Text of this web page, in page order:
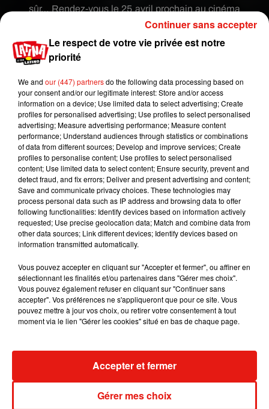
Publié : 16 mars 2018 à 15h00 par Aurélie Amcn
sûr… Rendez-vous le 25 avril prochain au cinéma
Guatemala : l'éruption du volcan
de Fuego est terminée
Le fourmilier géant fait son retour
Le respect de votre vie privée est notre
priorité
We and our (447) partnersdo the following data processing based on
your consent and/or our legitimate interest: Store and/or access
information on a device; Use limited data to select advertising; Create
profiles for personalised advertising; Use profiles to select personalised
advertising; Measure advertising performance; Measure content
performance; Understand audiences through statistics or combinations
of data from different sources; Develop and improve services; Create
profiles to personalise content; Use profiles to select personalised
content; Use limited data to select content; Ensure security, prevent and
detect fraud, and fix errors; Deliver and present advertising and content;
Save and communicate privacy choices. These technologies may
process personal data such as IP address and browsing data to offer
following functionalities: Identify devices based on information actively
requested; Use precise geolocation data; Match and combine data from
other data sources; Link different devices; Identify devices based on
information transmitted automatically.
Vous pouvez accepter en cliquant sur "Accepter et fermer", ou affiner en
sélectionnant les finalités et/ou partenaires dans "Gérer mes choix".
Vous pouvez également refuser en cliquant sur "Continuer sans
accepter". Vos préférences ne s'appliqueront que pour ce site. Vous
pouvez mettre à jour vos choix, ou retirer votre consentement à tout
moment via le lien "Gérer les cookies" situé en bas de chaque page.
Gérer mes choix
Accepter et fermer
Continuer sans accepter